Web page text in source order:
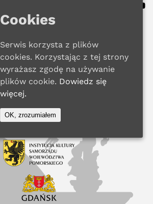
Cookies
Serwis korzysta z plików
cookies. Korzystając z tej strony
wyrażasz zgodę na używanie
plików cookie. Dowiedz się
więcej.
OK, zrozumiałem